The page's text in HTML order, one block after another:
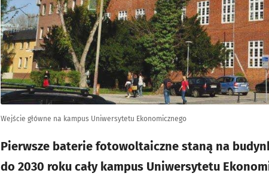
Wejście główne na kampus Uniwersytetu Ekonomicznego
Pierwsze baterie fotowoltaiczne staną na
do 2030 roku cały kampus Uniwersytetu